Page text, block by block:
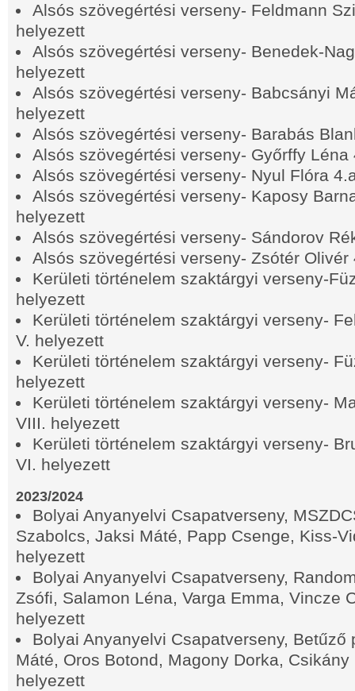
Alsós szövegértési verseny- Feldmann
helyezett
Alsós szövegértési verseny- Benedek-
helyezett
Alsós szövegértési verseny- Babcsányi
helyezett
Alsós szövegértési verseny- Barabás
Alsós szövegértési verseny- Győrffy Léna
Alsós szövegértési verseny- Nyul Flóra
Alsós szövegértési verseny- Kaposy
helyezett
Alsós szövegértési verseny- Sándorov
Alsós szövegértési verseny- Zsótér Olivér
Kerületi történelem szaktárgyi verseny-
helyezett
Kerületi történelem szaktárgyi verseny-
V. helyezett
Kerületi történelem szaktárgyi verseny-
helyezett
Kerületi történelem szaktárgyi verseny-
VIII. helyezett
Kerületi történelem szaktárgyi verseny-
VI. helyezett
2023/2024
Bolyai Anyanyelvi Csapatverseny,
Szabolcs, Jaksi Máté, Papp Csenge, Kiss-
helyezett
Bolyai Anyanyelvi Csapatverseny,
Zsófi, Salamon Léna, Varga Emma, ​​Vincze
helyezett
Bolyai Anyanyelvi Csapatverseny, Betűző
Máté, Oros Botond, Magony Dorka,
helyezett